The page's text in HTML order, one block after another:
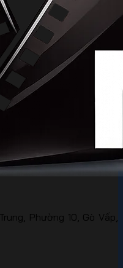
Phường 10, Gò Vấp,